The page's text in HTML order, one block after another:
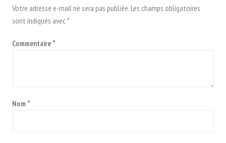
Votre adresse e-mail ne sera pas publiée.Les champs obligatoires
sont indiqués avec*
Commentaire *
Nom *